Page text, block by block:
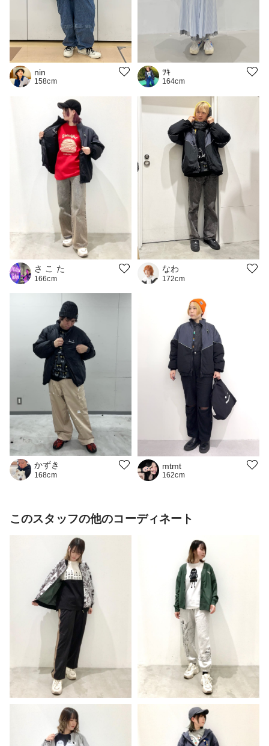
nin
158cm
ﾂｷ
164cm
さ こ た
166cm
なわ
172cm
かずき
168cm
mtmt
162cm
このスタッフの他のコーディネート